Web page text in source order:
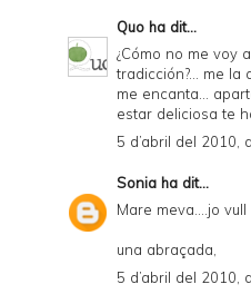
Quo ha dit...
¿Cómo no me voy
tradicción?... me la
me encanta...
estar deliciosa te
5 d’abril del 2010,
Sonia ha dit...
Mare meva....jo
una abraçada,
5 d’abril del 2010,